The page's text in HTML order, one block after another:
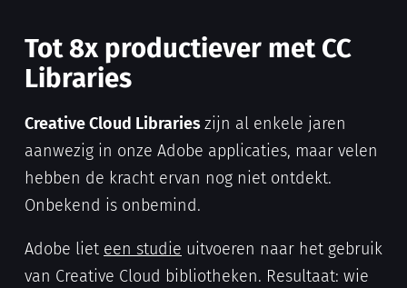
Tot 8x productiever met CC
Libraries
Creative Cloud Librarieszijn al enkele jaren
aanwezig in onze Adobe applicaties, maar velen
hebben de kracht ervan nog niet ontdekt.
Onbekend is onbemind.
Adobe liet een studie uitvoeren naar het gebruik
van Creative Cloud bibliotheken. Resultaat: wie